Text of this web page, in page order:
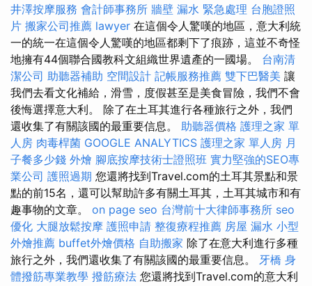
井澤按摩服務 會計師事務所 牆壁 漏水 緊急處理 台胞證照
片 搬家公司推薦 lawyer 在這個令人驚嘆的地區，意大利統
一的統一在這個令人驚嘆的地區都剩下了痕跡，這並不奇怪
地擁有44個聯合國教科文組織世界遺產的一國場。 台南清
潔公司 助聽器補助 空間設計 記帳服務推薦 雙下巴醫美 讓
我們去看文化補給，滑雪，度假甚至是美食冒險，我們不會
後悔選擇意大利。 除了在土耳其進行各種旅行之外，我們
還收集了有關該國的最重要信息。 助聽器價格 護理之家 單
人房 肉毒桿菌 GOOGLE ANALYTICS 護理之家 單人房 月
子餐多少錢 外燴 腳底按摩技術士證照班 實力堅強的SEO專
業公司 護照過期 您還將找到Travel.com的土耳其景點和景
點的前15名，還可以幫助許多有關土耳其，土耳其城市和有
趣事物的文章。 on page seo 台灣前十大律師事務所 seo
優化 大腿放鬆按摩 護照申請 整復療程推薦 房屋 漏水 小型
外燴推薦 buffet外燴價格 自助搬家 除了在意大利進行多種
旅行之外，我們還收集了有關該國的最重要信息。 牙橋 身
體撥筋專業教學 撥筋療法 您還將找到Travel.com的意大利